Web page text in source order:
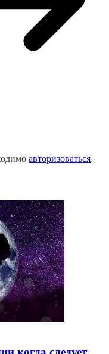
авторизоваться.